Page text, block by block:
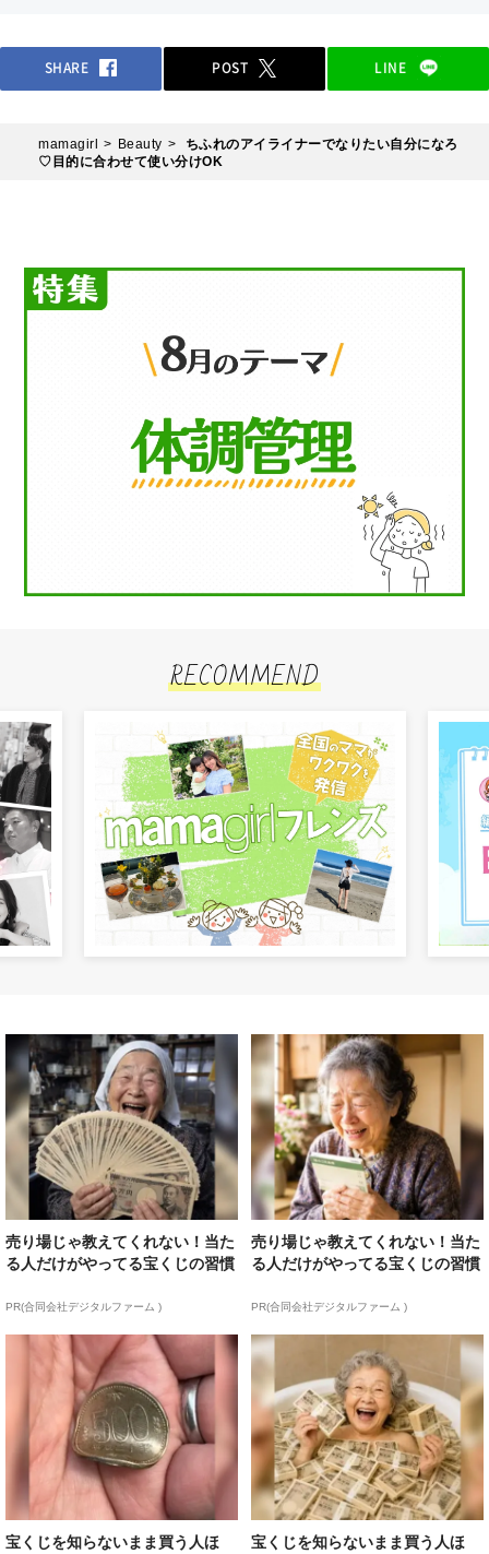
SHARE POST LINE
mamagirl Beauty
ちふれのアイライナーでなりたい自分になろ
♡目的に合わせて使い分けOK
RECOMMEND
売り場じゃ教えてくれない！当た
る人だけがやってる宝くじの習慣
PR(合同会社デジタルファーム )
売り場じゃ教えてくれない！当た
る人だけがやってる宝くじの習慣
PR(合同会社デジタルファーム )
宝くじを知らないまま買う人ほ
宝くじを知らないまま買う人ほ